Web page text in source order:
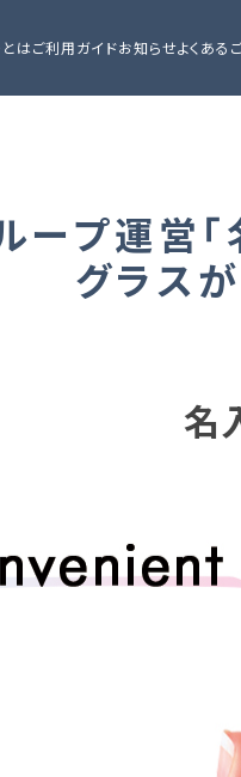
はご利用ガイドお知らせよくある
ープ運営
グラス
名